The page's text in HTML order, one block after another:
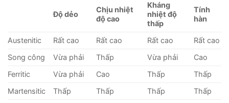
Độ dẻo
Chịu nhiệt
độ cao
Kháng
nhiệt độ
thấp
Tính
hàn
Austenitic Rất cao Rất cao Rất cao
Rất cao
Song công
Vừa phải Thấp Vừa phải
Cao
Ferritic
Vừa phải Cao Thấp
Thấp
Martensitic
Thấp Thấp Thấp
Thấp